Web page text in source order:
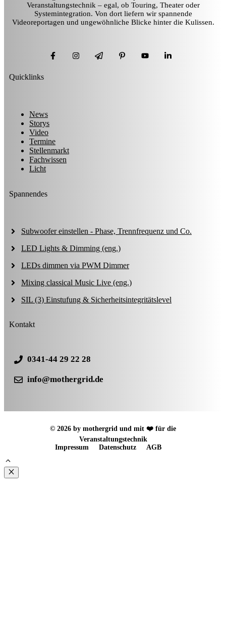
Veranstaltungstechnik – egal, ob Touring, Theater oder
Systemintegration. Von dort liefern wir spannende
Videoreportagen und ungewöhnliche Blicke hinter die Kulissen.
Quicklinks
News
Storys
Video
Termine
Stellenmarkt
Fachwissen
Licht
Spannendes
Subwoofer einstellen - Phase, Trennfrequenz und Co.
LED Lights & Dimming (eng.)
LEDs dimmen via PWM Dimmer
Mixing classical Music Live (eng.)
SIL (3) Einstufung & Sicherheitsintegritätslevel
Kontakt
0341-44 29 22 28
info@mothergrid.de
© 2026 by mothergrid und mit ❤️ für die
Veranstaltungstechnik
Impressum
Datenschutz AGB
Schließen